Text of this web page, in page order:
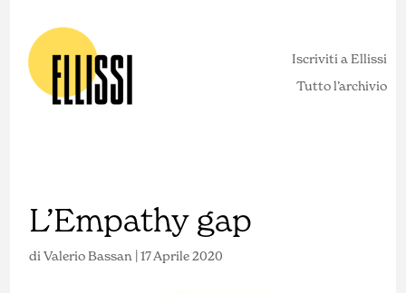
Iscriviti a Ellissi
Tutto l’archivio
L’Empathy gap
diValerio Bassan |17 Aprile 2020